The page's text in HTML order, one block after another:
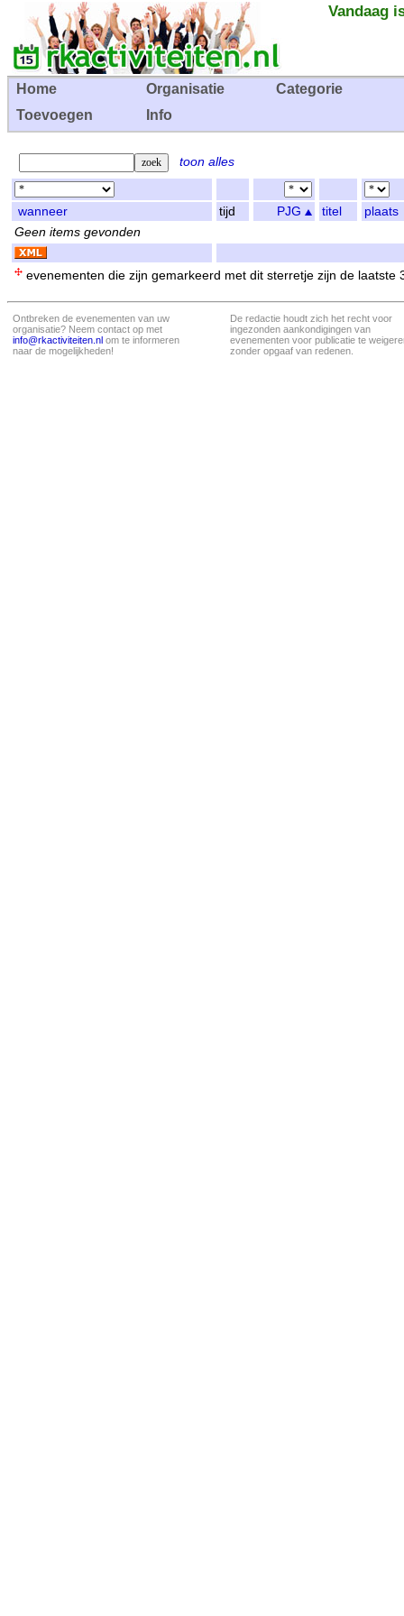
Vandaag
Home Organisatie
Categorie
Toevoegen
Info
toon alles
wanneer tijd PJG titel
plaats
Geen items gevonden
evenementen die zijn gemarkeerd met dit sterretje zijn de laatste
Ontbreken de evenementen van uw
organisatie? Neem contact op met
info@rkactiviteiten.nl om te informeren
naar de mogelijkheden!
De redactie houdt zich het recht voor
ingezonden aankondigingen van
evenementen voor publicatie te
zonder opgaaf van redenen.